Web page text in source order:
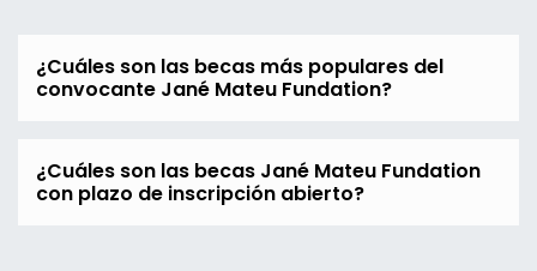
¿Cuáles son las becas más populares del
convocante Jané Mateu Fundation?
¿Cuáles son las becas Jané Mateu Fundation
con plazo de inscripción abierto?